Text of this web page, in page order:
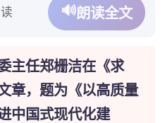
🔊朗读全文
主任郑栅洁在《求
章，题为《以高质量
中国式现代化建